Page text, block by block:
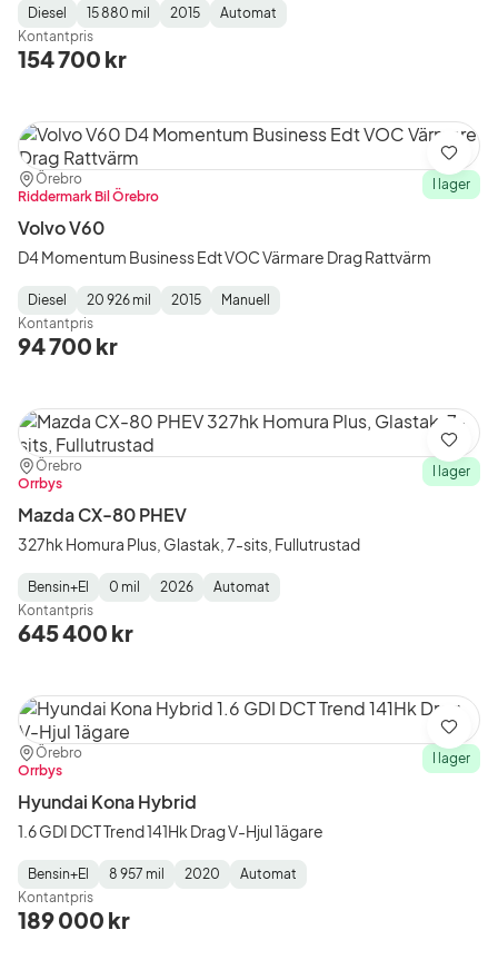
Fuel
Type:
Diesel
Mätarställning:
15 880 mil
Model
Year:
2015
Gearbox
Type:
Automat
Kontantpris
154 700 kr
Plats:
Örebro
Återförsäljare:
Riddermark Bil Örebro
I lager
Volvo V60
D4 Momentum Business Edt VOC Värmare Drag Rattvärm
Fuel
Type:
Diesel
Mätarställning:
20 926 mil
Model
Year:
2015
Gearbox
Type:
Manuell
Kontantpris
94 700 kr
Spara
Plats:
Örebro
Återförsäljare:
Orrbys
I lager
Mazda CX-80 PHEV
327hk Homura Plus, Glastak, 7-sits, Fullutrustad
Fuel
Type:
Bensin+El
Mätarställning:
0 mil
Model
Year:
2026
Gearbox
Type:
Automat
Kontantpris
645 400 kr
Spara
Plats:
Örebro
Återförsäljare:
Orrbys
I lager
Hyundai Kona Hybrid
1.6 GDI DCT Trend 141Hk Drag V-Hjul 1ägare
Fuel
Type:
Bensin+El
Mätarställning:
8 957 mil
Model
Year:
2020
Gearbox
Type:
Automat
Kontantpris
189 000 kr
Spara